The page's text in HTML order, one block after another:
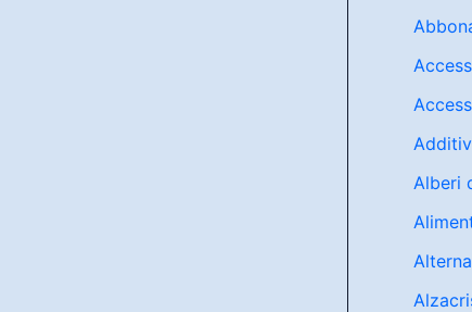
Alberi